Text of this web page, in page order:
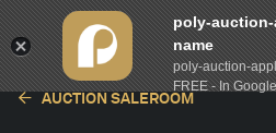
AUCTION SALEROOM
poly-
name
poly-auction-
FREE - In